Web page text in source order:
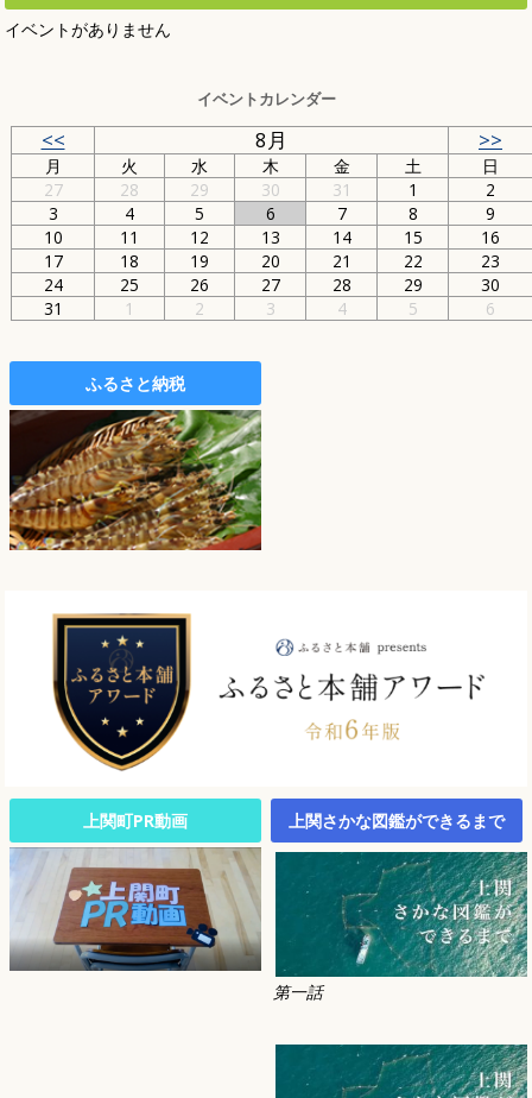
イベントがありません
イベントカレンダー
<< 8月 >>
月 火 水 木 金 土
日
27
28 29 30 31 1
2
3
4 5 6 7 8
9
10
11 12 13 14 15
16
17
18 19 20 21 22
23
24
25 26 27 28 29
30
31
1 2 3 4 5 6
ふるさと納税
上関町PR動画 上関さかな図鑑ができるまで
第一話